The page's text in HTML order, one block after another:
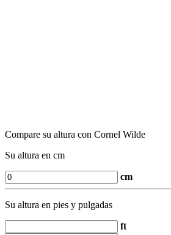
Compare su altura con Cornel Wilde
Su altura en cm
cm
Su altura en pies y pulgadas
ft